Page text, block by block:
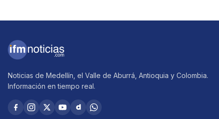
Noticias de Medellín, el Valle de Aburrá, Antioquia y Colombia.
Información en tiempo real.